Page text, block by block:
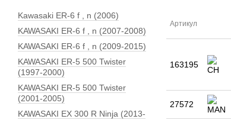
Артикул
163195
27572
Kawasaki ER-6 f , n (2006)
KAWASAKI ER-6 f , n (2007-2008)
KAWASAKI ER-6 f , n (2009-2015)
KAWASAKI ER-5 500 Twister
(1997-2000)
KAWASAKI ER-5 500 Twister
(2001-2005)
KAWASAKI EX 300 R Ninja (2013-